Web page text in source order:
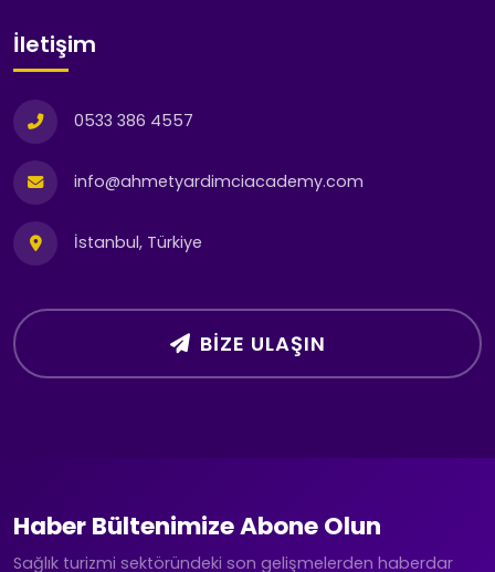
İletişim
0533 386 4557
info@ahmetyardimciacademy.com
İstanbul, Türkiye
BIZE ULAŞIN
Haber Bültenimize Abone Olun
Sağlık turizmi sektöründeki son gelişmelerden haberdar